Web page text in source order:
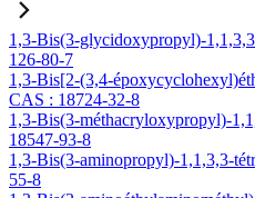
1,3-Bis(3-glycidoxypropyl)-
126-80-7
1,3-Bis[2-(3,4-
CAS : 18724-32-8
1,3-Bis(3-méthacryloxypropyl)-
18547-93-8
1,3-Bis(3-aminopropyl)-1,1,3,3-
55-8